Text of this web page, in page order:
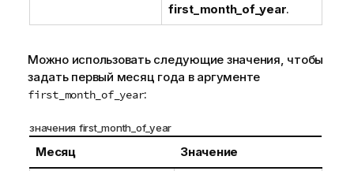
first_month_of_year.
Можно использовать следующие значения, чтобы
задать первый месяц года в аргументе
first_month_of_year:
значения first_month_of_year
Месяц Значение